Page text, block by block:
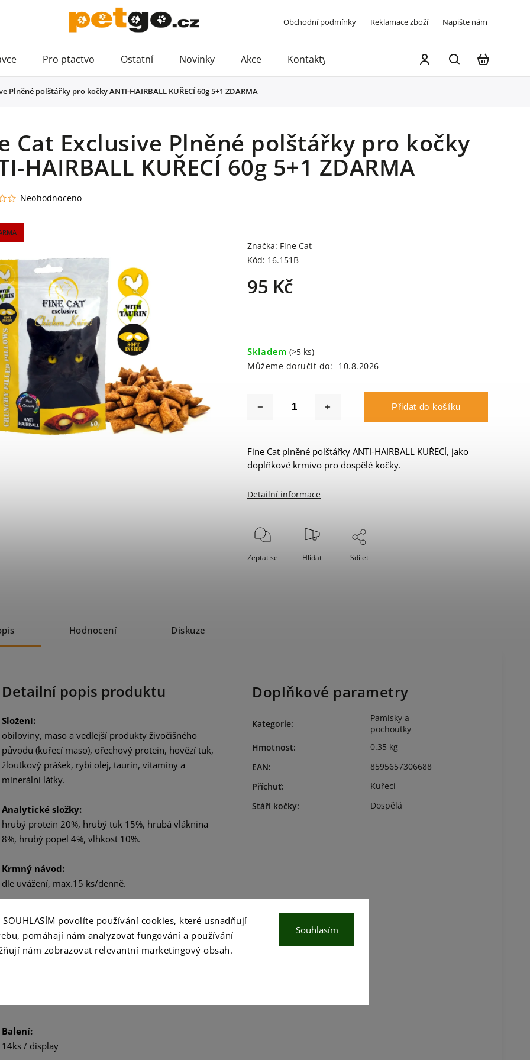
povolíte používání cookies, které usnadňují
pomáhají nám analyzovat fungování a používání
nám zobrazovat relevantní marketingový obsah.
Souhlasím
Obchodní podmínky Reklamace zboží Napište nám
Pro ptactvo Ostatní Novinky Akce Kontakty
Plněné polštářky pro kočky ANTI-HAIRBALL KUŘECÍ 60g 5+1 ZDARMA
Cat Exclusive Plněné polštářky pro kočky
HAIRBALL KUŘECÍ 60g 5+1 ZDARMA
Neohodnoceno
Kód: 16.151B
Značka: Fine Cat
95 Kč
Skladem (>5 ks)
Můžeme doručit do:
10.8.2026
Přidat do košíku
Fine Cat plněné polštářky ANTI-HAIRBALL KUŘECÍ, jako
doplňkové krmivo pro dospělé kočky.
Detailní informace
Zeptat se Hlídat Sdílet
Hodnocení Diskuze
Detailní popis produktu
Složení:
obiloviny, maso a vedlejší produkty živočišného
původu (kuřecí maso), ořechový protein, hovězí tuk,
žloutkový prášek, rybí olej, taurin, vitamíny a
minerální látky.
Analytické složky:
hrubý protein 20%, hrubý tuk 15%, hrubá vláknina
8%, hrubý popel 4%, vlhkost 10%.
Krmný návod:
dle uvážení, max.15 ks/denně.
Nenahrazuje plnohodnotnou stravu.
Zajistěte Vaší kočce vždy dostatek čerstvé pitné
vody o pokojové teplotě.
Balení:
14ks / display
Doplňkové parametry
Kategorie:
Pamlsky a
pochoutky
Hmotnost:
0.35 kg
EAN:
8595657306688
Příchuť:
Kuřecí
Stáří kočky: Dospělá